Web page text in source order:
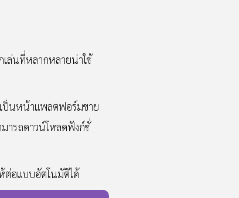
เล่นที่หลากหลายน่าใช้
เป็นหน้าแพลตฟอร์มขาย
ารถดาวน์โหลดฟังก์ชั่
ต่อแบบอัตโนมัติได้